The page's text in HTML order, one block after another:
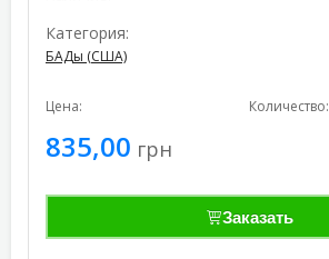
Категория:
БАДы (США)
Цена:
835,00 грн
Количество:
Заказать